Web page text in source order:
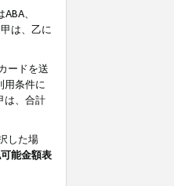
、
は、乙に
ードを送
用条件に
は、合計
した場
能金額表